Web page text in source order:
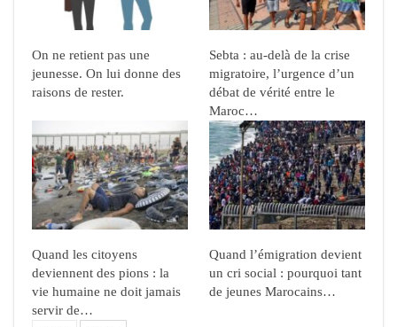
On ne retient pas une
jeunesse. On lui donne des
raisons de rester.
Sebta : au-delà de la crise
migratoire, l’urgence d’un
débat de vérité entre le
Maroc…
Quand les citoyens
deviennent des pions : la
vie humaine ne doit jamais
servir de…
Quand l’émigration devient
un cri social : pourquoi tant
de jeunes Marocains…